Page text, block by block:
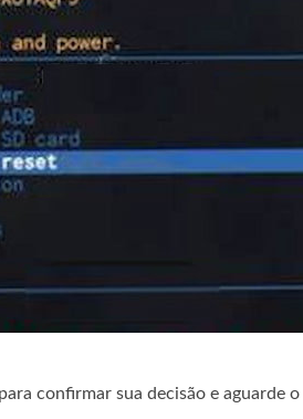
confirmar sua decisão e aguarde